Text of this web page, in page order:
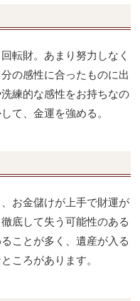
転財。あまり努力しなく
の感性に合ったものに出
練的な感性をお持ちなの
て、金運を強める。
お金儲けが上手で財運が
底して失う可能性のある
ことが多く、遺産が入る
ころがあります。